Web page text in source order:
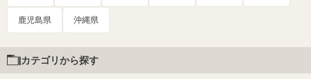
鹿児島県 沖縄県
カテゴリから探す